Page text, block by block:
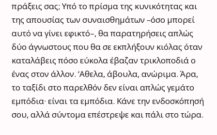
πράξεις σας; Υπό το πρίσμα της κυνικότητας και
της απουσίας των συναισθημάτων–όσο μπορεί
αυτό να γίνει εφικτό–, θα παρατηρήσεις απλώς
δύο άγνωστους που θα σε εκπλήξουν κιόλας όταν
καταλάβεις πόσο εύκολα έβαζαν τρικλοποδιά ο
ένας στον άλλον. ‘Aθελα, άβουλα, ανώριμα. Άρα,
το ταξίδι στο παρελθόν δεν είναι απλώς γεμάτο
εμπόδια· είναι τα εμπόδια. Κάνε την ενδοσκόπησή
σου, αλλά σύντομα επέστρεψε και πάλι στο τώρα.